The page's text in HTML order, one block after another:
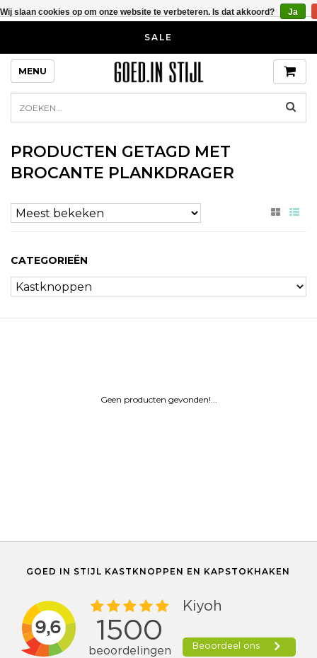
SALE
MENU
PRODUCTEN GETAGD MET
BROCANTE PLANKDRAGER
CATEGORIEËN
Geen producten gevonden!...
GOED IN STIJL KASTKNOPPEN EN KAPSTOKHAKEN
Wij slaan cookies op om onze website te verbeteren. Is dat akkoord? Ja